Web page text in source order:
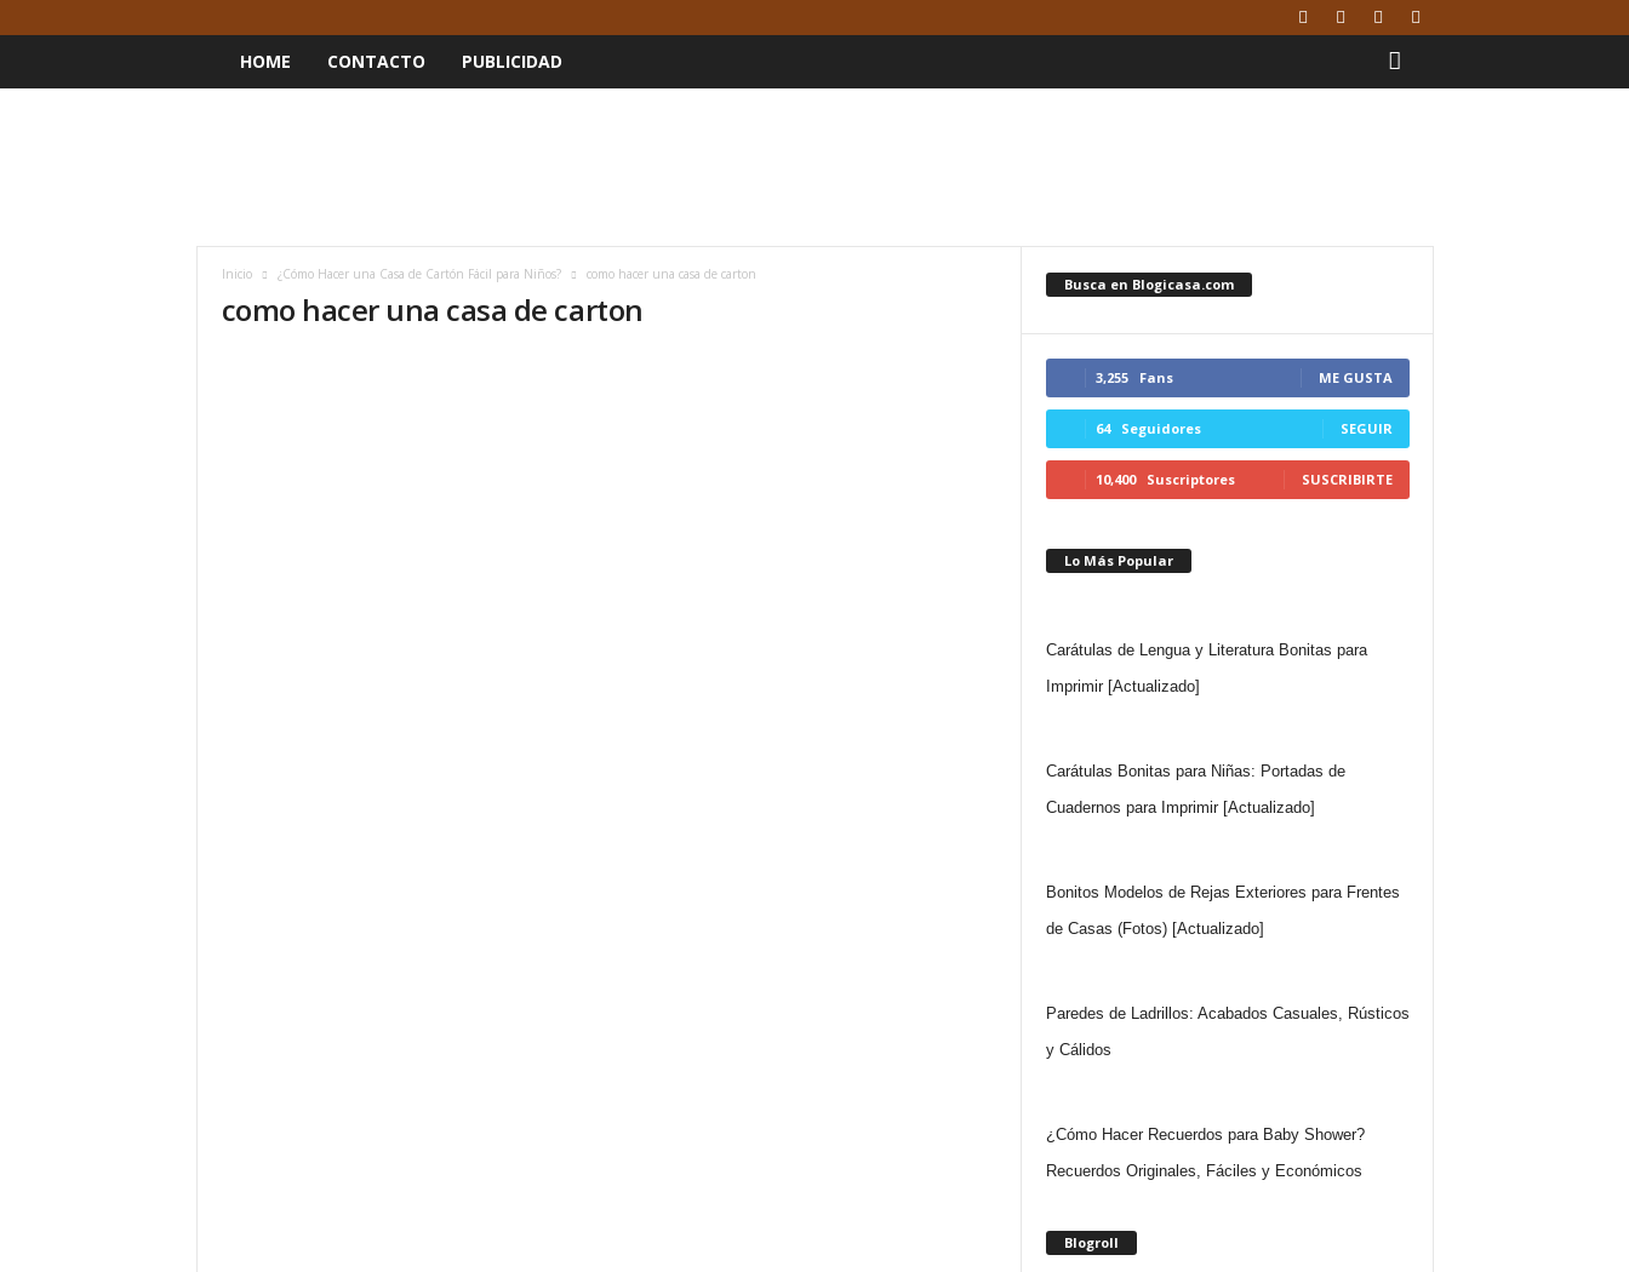
HOME CONTACTO PUBLICIDAD
Inicio ¿Cómo Hacer una Casa de Cartón Fácil para Niños? como hacer una casa de carton
como hacer una casa de carton
Busca en Blogicasa.com
3,255 Fans ME GUSTA
64 Seguidores SEGUIR
10,400 Suscriptores SUSCRIBIRTE
Lo Más Popular
Carátulas de Lengua y Literatura Bonitas para
Imprimir [Actualizado]
Carátulas Bonitas para Niñas: Portadas de
Cuadernos para Imprimir [Actualizado]
Bonitos Modelos de Rejas Exteriores para Frentes
de Casas (Fotos) [Actualizado]
Paredes de Ladrillos: Acabados Casuales, Rústicos
y Cálidos
¿Cómo Hacer Recuerdos para Baby Shower?
Recuerdos Originales, Fáciles y Económicos
Blogroll